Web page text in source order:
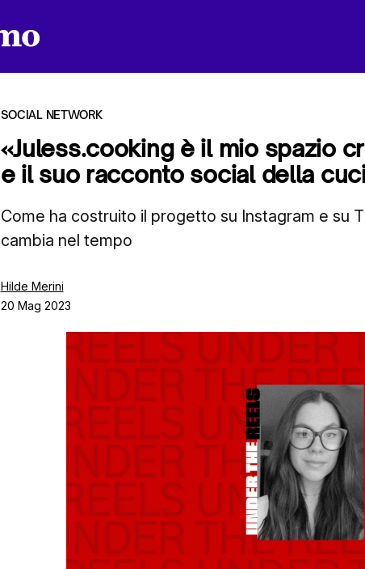
SOCIAL NETWORK
«Juless.cooking è il mio spazio
e il suo racconto social della
Come ha costruito il progetto su Instagram e su
cambia nel tempo
Hilde Merini
20 Mag 2023